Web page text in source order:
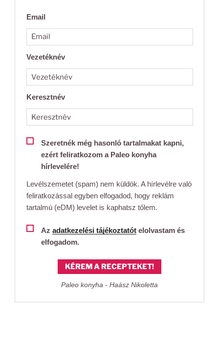
Email
Vezetéknév
Keresztnév
Szeretnék még hasonló tartalmakat kapni,
ezért feliratkozom a Paleo konyha
hírlevelére!
Levélszemetet (spam) nem küldök. A hírlevélre való
feliratkozással egyben elfogadod, hogy reklám
tartalmú (eDM) levelet is kaphatsz tőlem.
Az adatkezelési tájékoztatótelolvastam és
elfogadom.
KÉREM A RECEPTEKET!
Paleo konyha - Haász Nikoletta